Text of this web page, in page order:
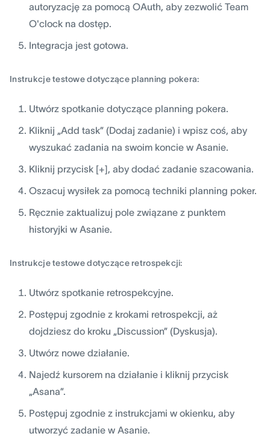
autoryzację za pomocą OAuth, aby zezwolić Team
O'clock na dostęp.
Integracja jest gotowa.
Instrukcje testowe dotyczące planning pokera:
Utwórz spotkanie dotyczące planning pokera.
Kliknij „Add task” (Dodaj zadanie) i wpisz coś, aby
wyszukać zadania na swoim koncie w Asanie.
Kliknij przycisk [+], aby dodać zadanie szacowania.
Oszacuj wysiłek za pomocą techniki planning poker.
Ręcznie zaktualizuj pole związane z punktem
historyjki w Asanie.
Instrukcje testowe dotyczące retrospekcji:
Utwórz spotkanie retrospekcyjne.
Postępuj zgodnie z krokami retrospekcji, aż
dojdziesz do kroku „Discussion” (Dyskusja).
Utwórz nowe działanie.
Najedź kursorem na działanie i kliknij przycisk
„Asana”.
Postępuj zgodnie z instrukcjami w okienku, aby
utworzyć zadanie w Asanie.